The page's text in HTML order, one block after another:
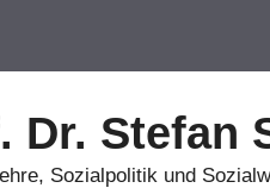
Dr. Stefan
Sozialpolitik und